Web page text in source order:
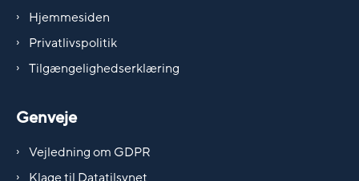
Hjemmesiden
Privatlivspolitik
Tilgængelighedserklæring
Genveje
Vejledning om GDPR